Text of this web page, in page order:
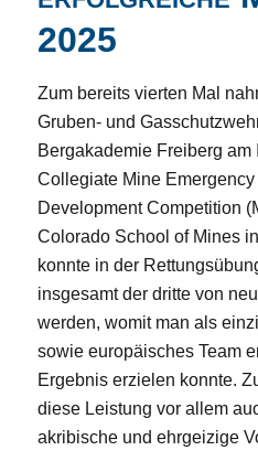
2025
Zum bereits vierten Mal
Gruben- und
Bergakademie Freiberg am
Collegiate Mine
Development Competition
Colorado School of Mines
konnte in der
insgesamt der dritte von
werden, womit man als
sowie europäisches Team
Ergebnis erzielen konnte.
diese Leistung vor allem
akribische und ehrgeizige